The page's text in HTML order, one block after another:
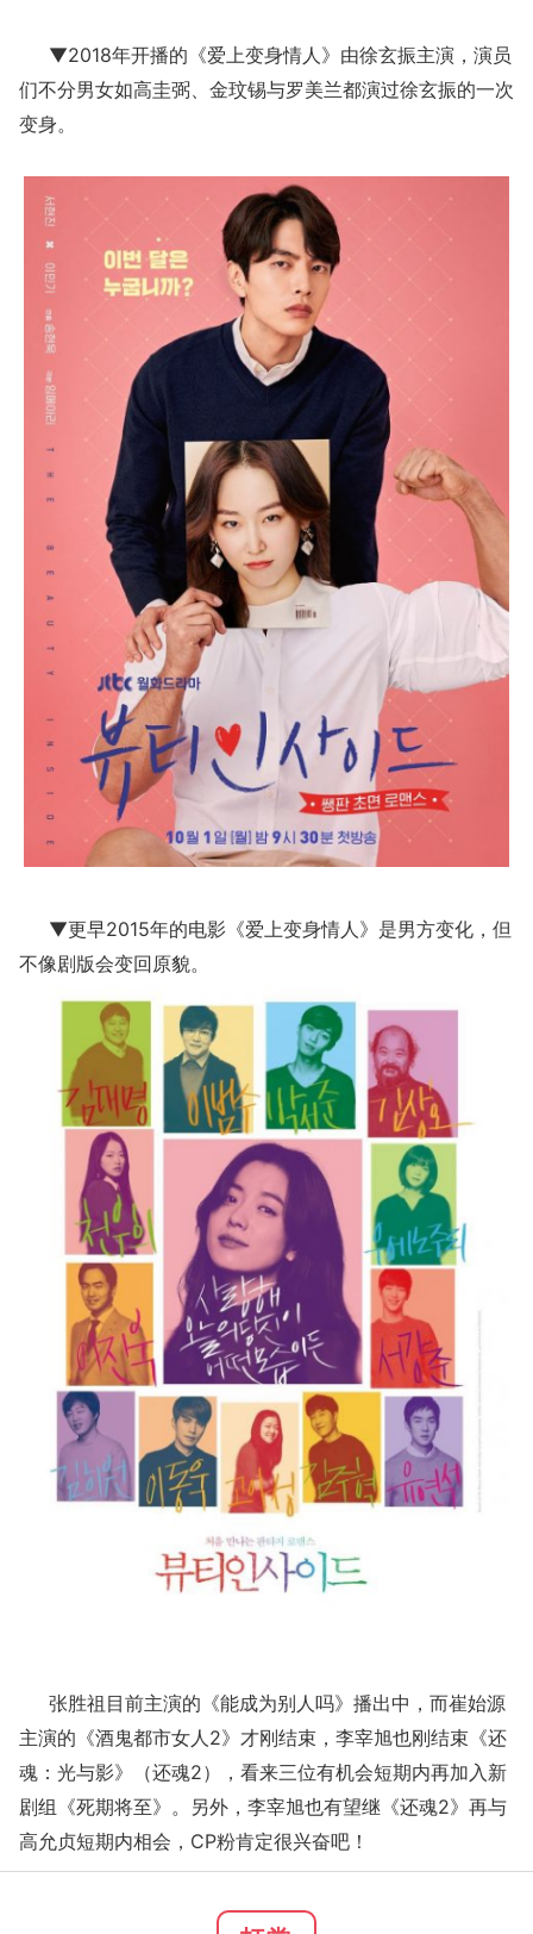
▼2018年开播的《爱上变身情人》由徐玄振主演，演员
们不分男女如高圭弼、金玟锡与罗美兰都演过徐玄振的一次
变身。
▼更早2015年的电影《爱上变身情人》是男方变化，但
不像剧版会变回原貌。
张胜祖目前主演的《能成为别人吗》播出中，而崔始源
主演的《酒鬼都市女人2》才刚结束，李宰旭也刚结束《还
魂：光与影》（还魂2），看来三位有机会短期内再加入新
剧组《死期将至》。另外，李宰旭也有望继《还魂2》再与
高允贞短期内相会，CP粉肯定很兴奋吧！